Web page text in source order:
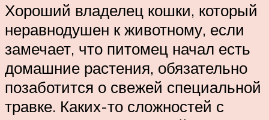
Хороший владелец кошки, который
неравнодушен к животному, если
замечает, что питомец начал есть
домашние растения, обязательно
позаботится о свежей специальной
травке. Каких-то сложностей с